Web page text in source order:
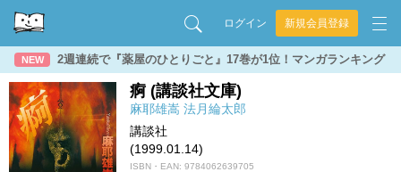
ログイン 新規会員登録
NEW 2週連続で『薬屋のひとりごと』17巻が1位！マンガランキング
痾 (講談社文庫)
麻耶雄嵩 法月綸太郎
講談社
(1999.01.14)
ISBN・EAN: 9784062639705